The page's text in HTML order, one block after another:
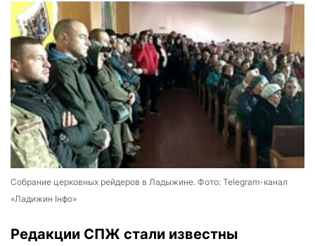
Собрание церковных рейдеров в Ладыжине. Фото: Telegram-канал
«Ладижин Інфо»
Редакции СПЖ стали известны